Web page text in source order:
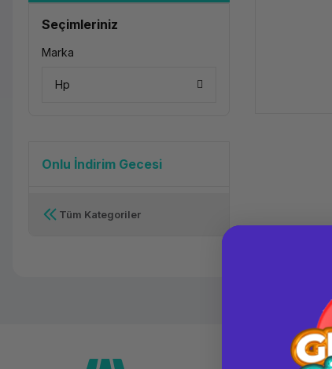
Seçimleriniz
Marka
Hp
Onlu İndirim Gecesi
Tüm Kategoriler